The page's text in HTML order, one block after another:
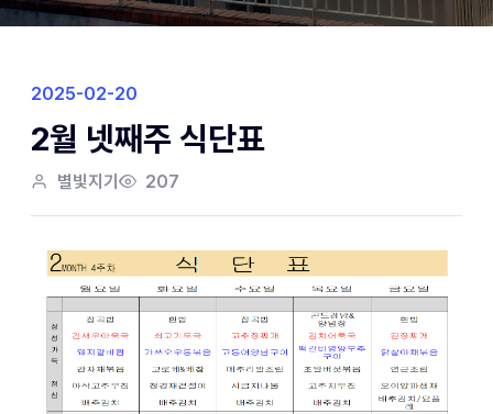
2025-02-20
2월 넷째주 식단표
별빛지기 207